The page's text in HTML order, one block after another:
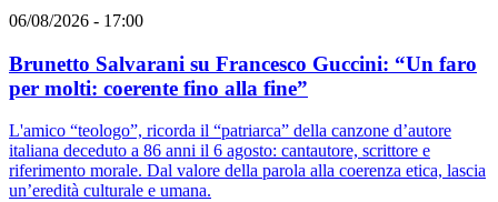
06/08/2026 - 17:00
Brunetto Salvarani su Francesco Guccini: “Un faro
per molti: coerente fino alla fine”
L'amico “teologo”, ricorda il “patriarca” della canzone d’autore
italiana deceduto a 86 anni il 6 agosto: cantautore, scrittore e
riferimento morale. Dal valore della parola alla coerenza etica, lascia
un’eredità culturale e umana.